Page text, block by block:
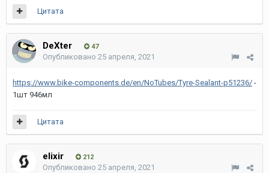
Цитата
DeXter 47
Опубликовано 25 апреля, 2021
https://www.bike-components.de/en/NoTubes/Tyre-Sealant-p51236/ -
1шт 946мл
Цитата
elixir 212
Опубликовано 25 апреля, 2021